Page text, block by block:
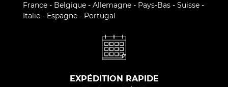
France - Belgique - Allemagne - Pays-Bas - Suisse -
Italie - Espagne - Portugal
EXPÉDITION RAPIDE